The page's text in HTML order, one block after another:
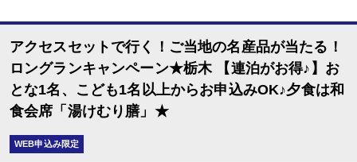
【川治湯元駅～お宿間 送迎のご案内 ※要事前予約】
（13：00～18：00／要事前予約）
※時刻は予告なく変更になる場合がございます。
※ご希望のお客様は、ご予約日の翌日以降にお客様自身で宿泊施設にご連絡く
■夕食
場所:
レストラン
内容:
和食会席「湯けむり膳」
アクセスセットで行く！ご当地の名産品が当たる！
ロングランキャンペーン★栃木 【連泊がお得♪】お
とな1名、こども1名以上からお申込みOK♪夕食は和
食会席「湯けむり膳」★
WEB申込み限定